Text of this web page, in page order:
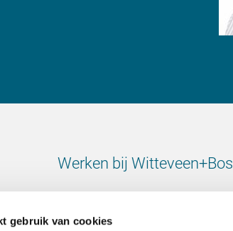
gebruik van cookies
Werken bij Witteveen+Bos